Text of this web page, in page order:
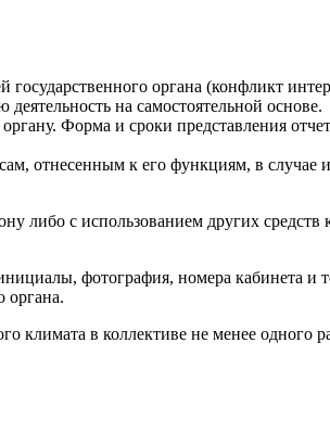
органа (конфликт
на самостоятельной основе.
Форма и сроки представления
отнесенным к его функциям, в случае
либо с использованием других
фотография, номера кабинета и
органа.
климата в коллективе не менее одного